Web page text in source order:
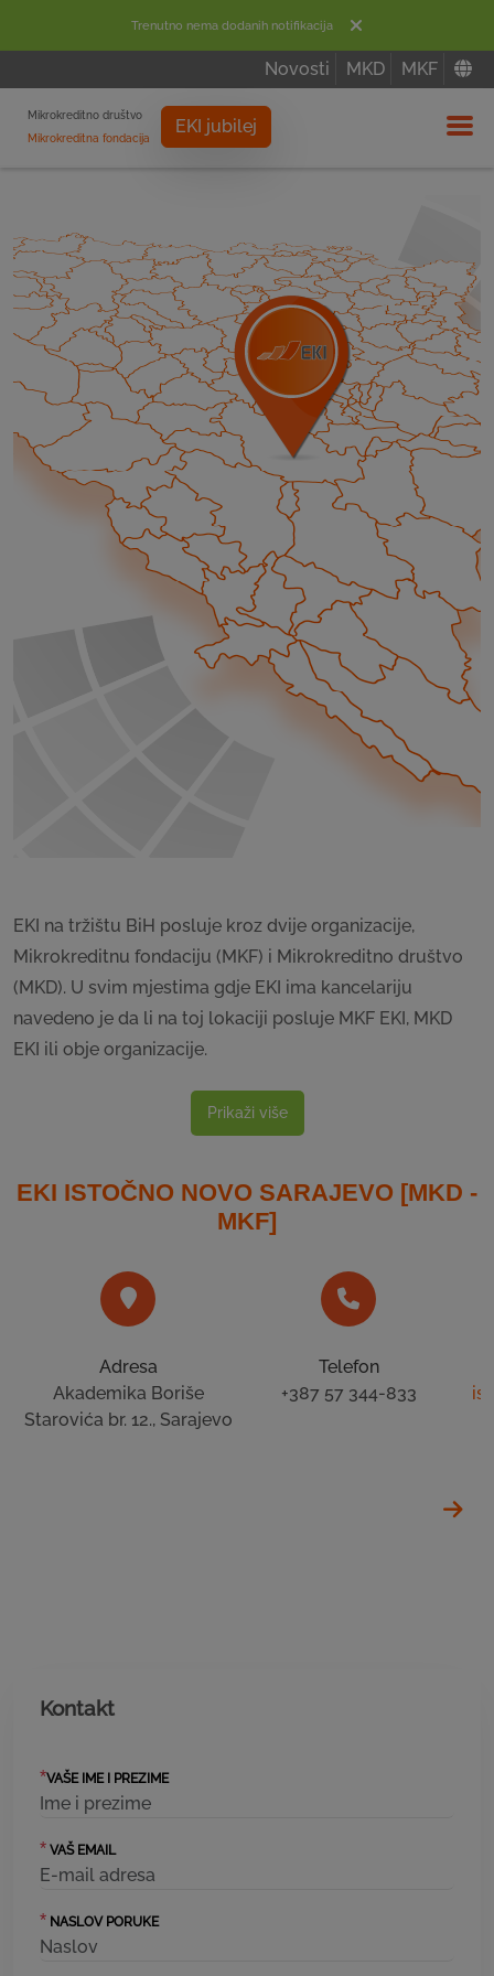
Trenutno nema dodanih notifikacija
Novosti MKD MKF
Mikrokreditno društvo
Mikrokreditna fondacija
EKI jubilej
EKI na tržištu BiH posluje kroz dvije organizacije,
Mikrokreditnu fondaciju (MKF) i Mikrokreditno društvo
(MKD). U svim mjestima gdje EKI ima kancelariju
navedeno je da li na toj lokaciji posluje MKF EKI, MKD
EKI ili obje organizacije.
Prikaži više
EKI ISTOČNO NOVO SARAJEVO [MKD -
MKF]
Adresa
Akademika Boriše
Starovića br. 12., Sarajevo
Telefon
+387 57 344-833
Kontakt
*VAŠE IME I PREZIME
* VAŠ EMAIL
* NASLOV PORUKE